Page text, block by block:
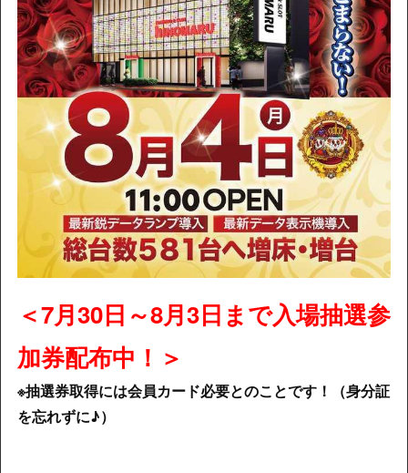
＜7月30日～8月3日まで入場抽選参
加券配布中！＞
※抽選券取得には会員カード必要とのことです！（身分証
を忘れずに♪）